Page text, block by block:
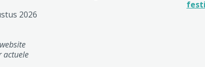
2026
actuele